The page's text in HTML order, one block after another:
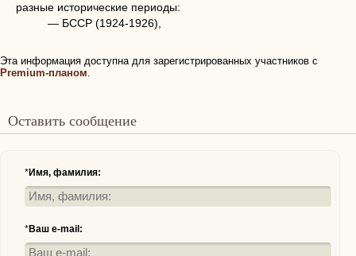
разные исторические периоды:
— БССР (1924-1926),
Эта информация доступна для зарегистрированных участников с
Premium-планом.
Оставить сообщение
*Имя, фамилия:
*Ваш e-mail: